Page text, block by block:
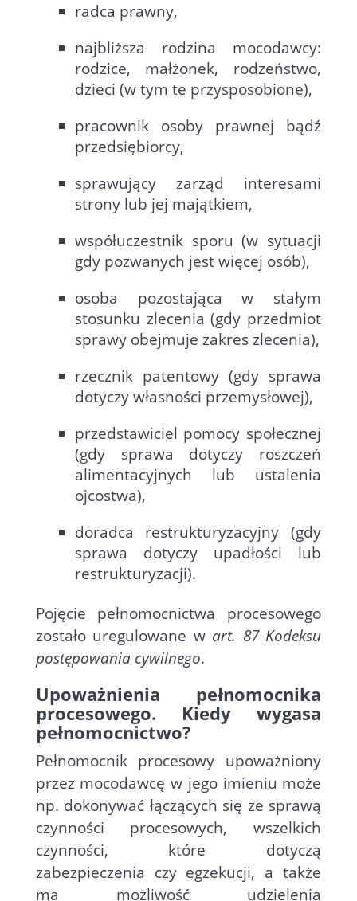
radca prawny,
najbliższa rodzina mocodawcy:
rodzice, małżonek, rodzeństwo,
dzieci (w tym te przysposobione),
pracownik osoby prawnej bądź
przedsiębiorcy,
sprawujący zarząd interesami
strony lub jej majątkiem,
współuczestnik sporu (w sytuacji
gdy pozwanych jest więcej osób),
osoba pozostająca w stałym
stosunku zlecenia (gdy przedmiot
sprawy obejmuje zakres zlecenia),
rzecznik patentowy (gdy sprawa
dotyczy własności przemysłowej),
przedstawiciel pomocy społecznej
(gdy sprawa dotyczy roszczeń
alimentacyjnych lub ustalenia
ojcostwa),
doradca restrukturyzacyjny (gdy
sprawa dotyczy upadłości lub
restrukturyzacji).
Pojęcie pełnomocnictwa procesowego
zostało uregulowane w art. 87 Kodeksu
postępowania cywilnego.
Upoważnienia pełnomocnika
procesowego. Kiedy wygasa
pełnomocnictwo?
Pełnomocnik procesowy upoważniony
przez mocodawcę w jego imieniu może
np. dokonywać łączących się ze sprawą
czynności procesowych, wszelkich
czynności, które dotyczą
zabezpieczenia czy egzekucji, a także
ma możliwość udzielenia